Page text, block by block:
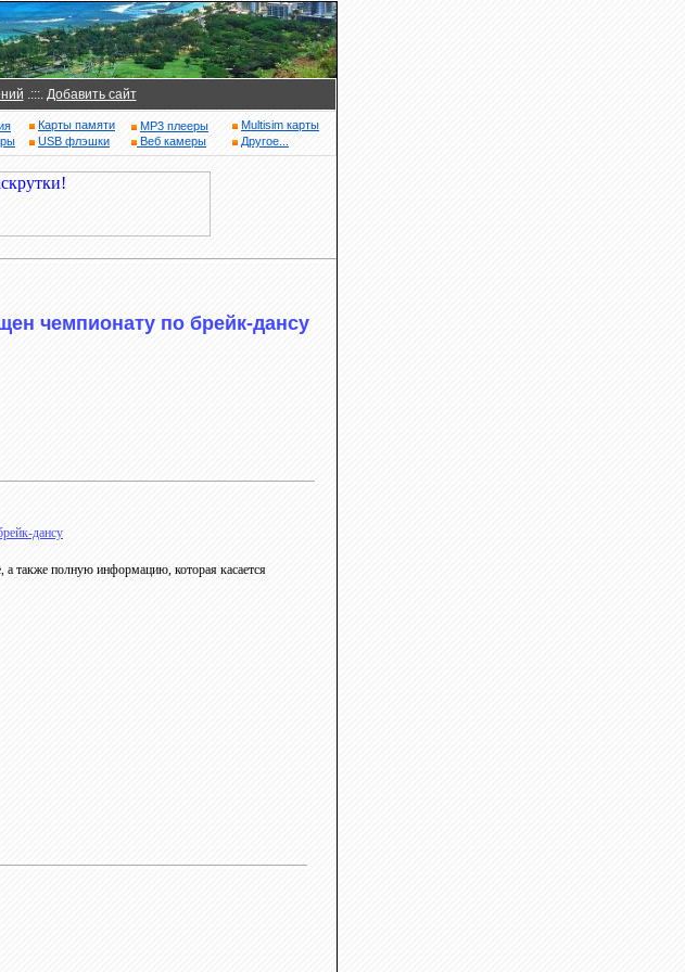
.:::. Добавить сайт
Карты памяти
USB флэшки
MP3 плееры
Веб камеры
Multisim карты
Другое...
чемпионату по брейк-дансу
дансу
также полную информацию, которая касается